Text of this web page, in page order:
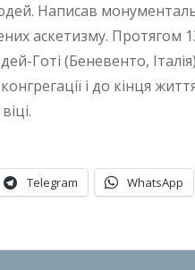
Написав
аскетизму. Протягом
Готі (Беневенто,
і до кінця
Telegram WhatsApp